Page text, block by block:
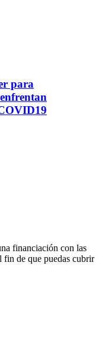
para
financiación con las
fin de que puedas cubrir